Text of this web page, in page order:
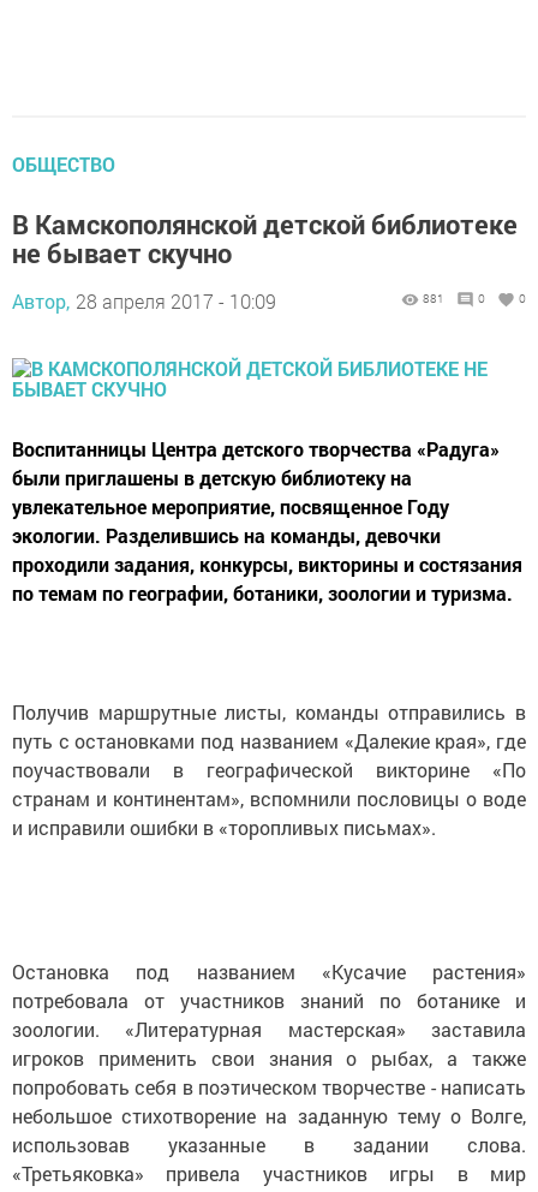
ОБЩЕСТВО
В Камскополянской детской библиотеке
не бывает скучно
Автор, 28 апреля 2017 - 10:09 881 0 0
Воспитанницы Центра детского творчества «Радуга»
были приглашены в детскую библиотеку на
увлекательное мероприятие, посвященное Году
экологии. Разделившись на команды, девочки
проходили задания, конкурсы, викторины и состязания
по темам по географии, ботаники, зоологии и туризма.
Получив маршрутные листы, команды отправились в
путь с остановками под названием «Далекие края», где
поучаствовали в географической викторине «По
странам и континентам», вспомнили пословицы о воде
и исправили ошибки в «торопливых письмах».
Остановка под названием «Кусачие растения»
потребовала от участников знаний по ботанике и
зоологии. «Литературная мастерская» заставила
игроков применить свои знания о рыбах, а также
попробовать себя в поэтическом творчестве - написать
небольшое стихотворение на заданную тему о Волге,
использовав указанные в задании слова.
«Третьяковка» привела участников игры в мир